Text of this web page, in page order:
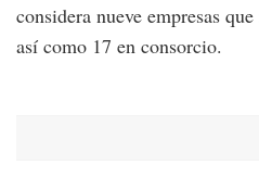
considera nueve empresas
así como 17 en consorcio.